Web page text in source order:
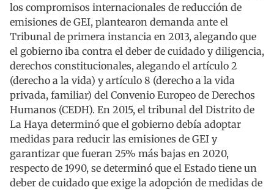
los compromisos internacionales de reducción de
emisiones de GEI, plantearon demanda ante el
Tribunal de primera instancia en 2013, alegando que
el gobierno iba contra el deber de cuidado y diligencia,
derechos constitucionales, alegando el artículo 2
(derecho a la vida) y artículo 8 (derecho a la vida
privada, familiar) del Convenio Europeo de Derechos
Humanos (CEDH). En 2015, el tribunal del Distrito de
La Haya determinó que el gobierno debía adoptar
medidas para reducir las emisiones de GEI y
garantizar que fueran 25% más bajas en 2020,
respecto de 1990, se determinó que el Estado tiene un
deber de cuidado que exige la adopción de medidas de